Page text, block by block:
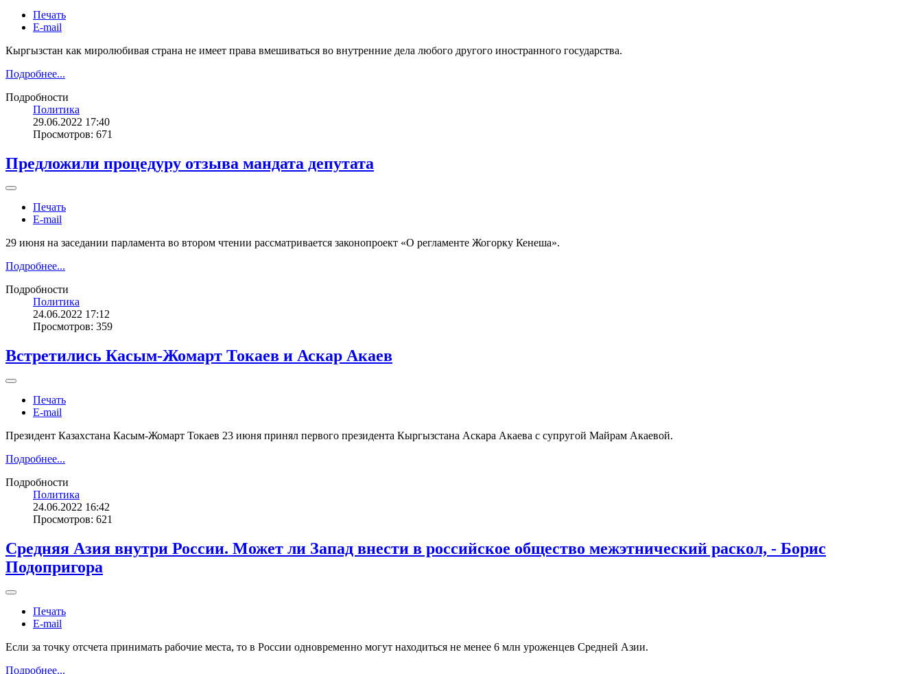
Печать
E-mail
Кыргызстан как миролюбивая страна не имеет права вмешиваться во внутренние дела любого другого иностранного государства.
Подробнее...
Подробности
Политика
29.06.2022 17:40
Просмотров: 671
Предложили процедуру отзыва мандата депутата
Печать
E-mail
29 июня на заседании парламента во втором чтении рассматривается законопроект «О регламенте Жогорку Кенеша».
Подробнее...
Подробности
Политика
24.06.2022 17:12
Просмотров: 359
Встретились Касым-Жомарт Токаев и Аскар Акаев
Печать
E-mail
Президент Казахстана Касым-Жомарт Токаев 23 июня принял первого президента Кыргызстана Аскара Акаева с супругой Майрам Акаевой.
Подробнее...
Подробности
Политика
24.06.2022 16:42
Просмотров: 621
Средняя Азия внутри России. Может ли Запад внести в российское общество межэтнический раскол, - Борис
Подопригора
Печать
E-mail
Если за точку отсчета принимать рабочие места, то в России одновременно могут находиться не менее 6 млн уроженцев Средней Азии.
Подробнее...